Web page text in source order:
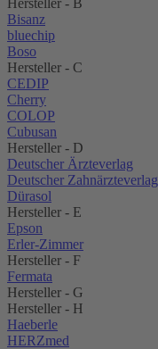
Hersteller - B
Bisanz
bluechip
Boso
Hersteller - C
CEDIP
Cherry
COLOP
Cubusan
Hersteller - D
Deutscher Ärzteverlag
Deutscher Zahnärzteverlag
Dürasol
Hersteller - E
Epson
Erler-Zimmer
Hersteller - F
Fermata
Hersteller - G
Hersteller - H
Haeberle
HERZmed